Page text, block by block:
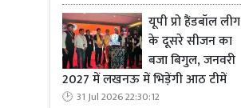
यूपी प्रो हैंडबॉल लीग
के दूसरे सीजन का
बजा बिगुल, जनवरी
2027 में लखनऊ में भिड़ेंगी आठ टीमें
31 Jul 2026 22:30:12